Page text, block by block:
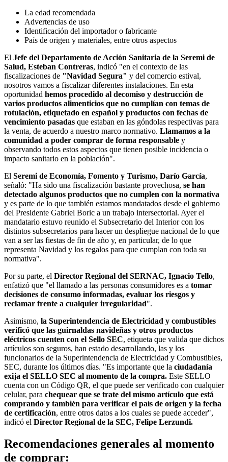
La edad recomendada
Advertencias de uso
Identificación del importador o fabricante
País de origen y materiales, entre otros aspectos
El Jefe del Departamento de Acción Sanitaria de la Seremi de
Salud, Esteban Contreras, indicó "en el contexto de las
fiscalizaciones de "Navidad Segura" y del comercio estival,
nosotros vamos a fiscalizar diferentes instalaciones. En esta
oportunidad hemos procedido al decomiso y destrucción de
varios productos alimenticios que no cumplían con temas de
rotulación, etiquetado en español y productos con fechas de
vencimiento pasadas que estaban en las góndolas respectivas para
la venta, de acuerdo a nuestro marco normativo. Llamamos a la
comunidad a poder comprar de forma responsable y
observando todos estos aspectos que tienen posible incidencia o
impacto sanitario en la población".
El Seremi de Economía, Fomento y Turismo, Darío García,
señaló: "Ha sido una fiscalización bastante provechosa, se han
detectado algunos productos que no cumplen con la normativa
y es parte de lo que también estamos mandatados desde el gobierno
del Presidente Gabriel Boric a un trabajo intersectorial. Ayer el
mandatario estuvo reunido el Subsecretario del Interior con los
distintos subsecretarios para hacer un despliegue nacional de lo que
van a ser las fiestas de fin de año y, en particular, de lo que
representa Navidad y los regalos para que cumplan con toda su
normativa".
Por su parte, el Director Regional del SERNAC, Ignacio Tello,
enfatizó que "el llamado a las personas consumidores es a tomar
decisiones de consumo informadas, evaluar los riesgos y
reclamar frente a cualquier irregularidad".
Asimismo, la Superintendencia de Electricidad y combustibles
verificó que las guirnaldas navideñas y otros productos
eléctricos cuenten con el Sello SEC, etiqueta que valida que dichos
artículos son seguros, han estado desarrollando, las y los
funcionarios de la Superintendencia de Electricidad y Combustibles,
SEC, durante los últimos días. "Es importante que la ciudadanía
exija el SELLO SEC al momento de la compra. Este SELLO
cuenta con un Código QR, el que puede ser verificado con cualquier
celular, para chequear que se trate del mismo artículo que está
comprando y también para verificar el país de origen y la fecha
de certificación, entre otros datos a los cuales se puede acceder",
indicó el Director Regional de la SEC, Felipe Lerzundi.
Recomendaciones generales al momento
de comprar: